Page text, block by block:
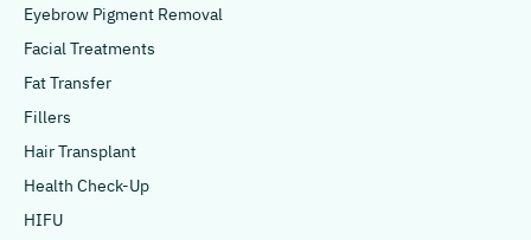
Eyebrow Pigment Removal
Facial Treatments
Fat Transfer
Fillers
Hair Transplant
Health Check-Up
HIFU